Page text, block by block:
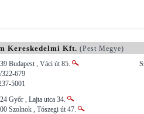
Kereskedelmi Kft. (Pest Megye)
Budapest , Váci út 85.
322-679
5001
Győr , Lajta utca 34.
Szolnok , Tószegi út 47.